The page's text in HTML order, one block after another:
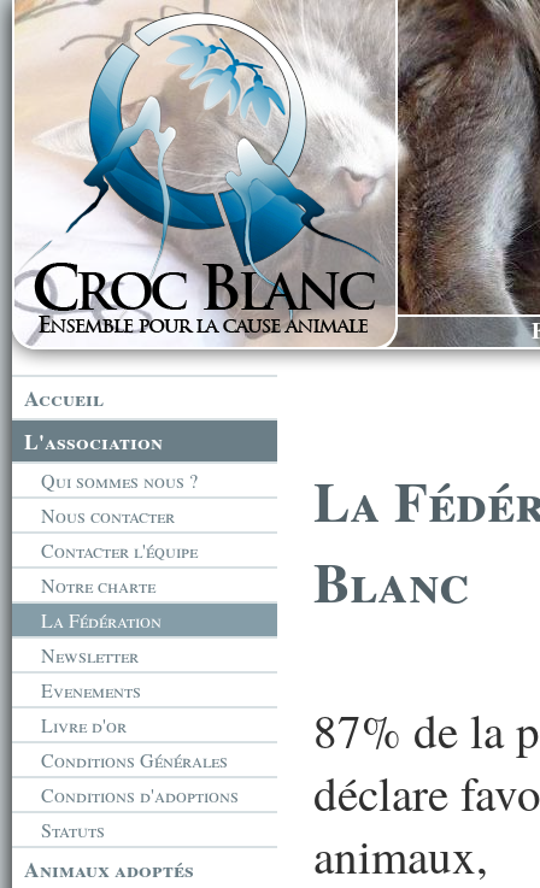
Accueil
L'association
Qui sommes nous ?
Nous contacter
Contacter l'équipe
Notre charte
La Fédération
Newsletter
Evenements
Livre d'or
Conditions Générales
Conditions d'adoptions
Statuts
Animaux adoptés
La
Blanc
87% de la
déclare
animaux,